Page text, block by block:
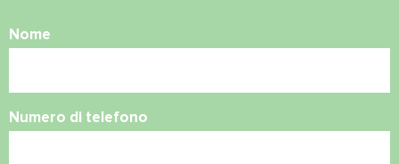
Nome
Numero di telefono